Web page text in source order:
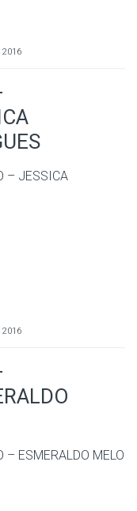
2016
– JESSICA
2016
ESMERALDO MELO